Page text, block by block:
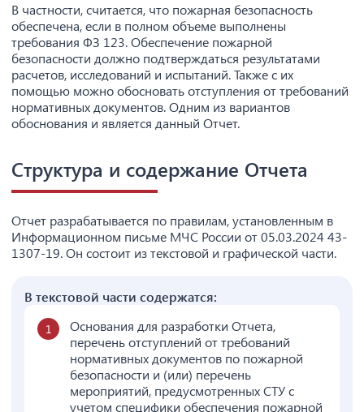
В частности, считается, что пожарная безопасность
обеспечена, если в полном объеме выполнены
требования ФЗ 123. Обеспечение пожарной
безопасности должно подтверждаться результатами
расчетов, исследований и испытаний. Также с их
помощью можно обосновать отступления от требований
нормативных документов. Одним из вариантов
обоснования и является данный Отчет.
Структура и содержание Отчета
Отчет разрабатывается по правилам, установленным в
Информационном письме МЧС России от 05.03.2024 43-
1307-19. Он состоит из текстовой и графической части.
В текстовой части содержатся:
Основания для разработки Отчета,
перечень отступлений от требований
нормативных документов по пожарной
безопасности и (или) перечень
мероприятий, предусмотренных СТУ с
учетом специфики обеспечения пожарной